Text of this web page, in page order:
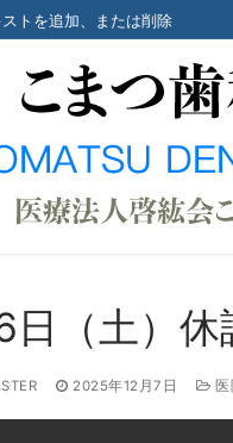
トを追加、または削除
日（土）
2025年12月7日